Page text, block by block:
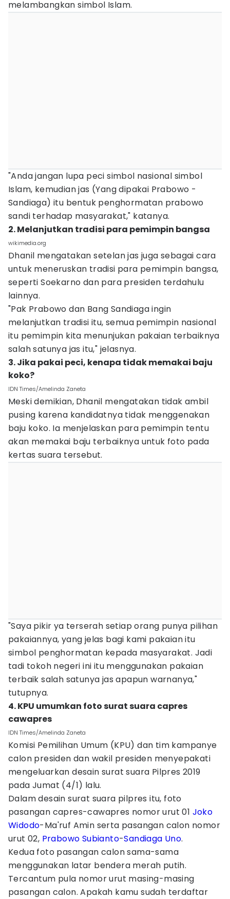
melambangkan simbol Islam.
"Anda jangan lupa peci simbol nasional simbol
Islam, kemudian jas (Yang dipakai Prabowo -
Sandiaga) itu bentuk penghormatan prabowo
sandi terhadap masyarakat," katanya.
2. Melanjutkan tradisi para pemimpin bangsa
wikimedia.org
Dhanil mengatakan setelan jas juga sebagai cara
untuk meneruskan tradisi para pemimpin bangsa,
seperti Soekarno dan para presiden terdahulu
lainnya.
"Pak Prabowo dan Bang Sandiaga ingin
melanjutkan tradisi itu, semua pemimpin nasional
itu pemimpin kita menunjukan pakaian terbaiknya
salah satunya jas itu," jelasnya.
3. Jika pakai peci, kenapa tidak memakai baju
koko?
IDN Times/Amelinda Zaneta
Meski demikian, Dhanil mengatakan tidak ambil
pusing karena kandidatnya tidak menggenakan
baju koko. Ia menjelaskan para pemimpin tentu
akan memakai baju terbaiknya untuk foto pada
kertas suara tersebut.
"Saya pikir ya terserah setiap orang punya pilihan
pakaiannya, yang jelas bagi kami pakaian itu
simbol penghormatan kepada masyarakat. Jadi
tadi tokoh negeri ini itu menggunakan pakaian
terbaik salah satunya jas apapun warnanya,"
tutupnya.
4. KPU umumkan foto surat suara capres
cawapres
IDN Times/Amelinda Zaneta
Komisi Pemilihan Umum (KPU) dan tim kampanye
calon presiden dan wakil presiden menyepakati
mengeluarkan desain surat suara Pilpres 2019
pada Jumat (4/1) lalu.
Dalam desain surat suara pilpres itu, foto
pasangan capres-cawapres nomor urut 01 Joko
Widodo-Ma'ruf Amin serta pasangan calon nomor
urut 02, Prabowo Subianto-Sandiaga Uno.
Kedua foto pasangan calon sama-sama
menggunakan latar bendera merah putih.
Tercantum pula nomor urut masing-masing
pasangan calon. Apakah kamu sudah terdaftar